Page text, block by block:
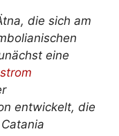
die sich am
eine
entwickelt, die